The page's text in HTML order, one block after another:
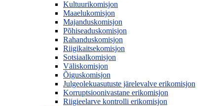
Kultuurikomisjon
Maaelukomisjon
Majanduskomisjon
Põhiseaduskomisjon
Rahanduskomisjon
Riigikaitsekomisjon
Sotsiaalkomisjon
Väliskomisjon
Õiguskomisjon
Julgeolekuasutuste järelevalve erikomisjon
Korruptsioonivastane erikomisjon
Riigieelarve kontrolli erikomisjon